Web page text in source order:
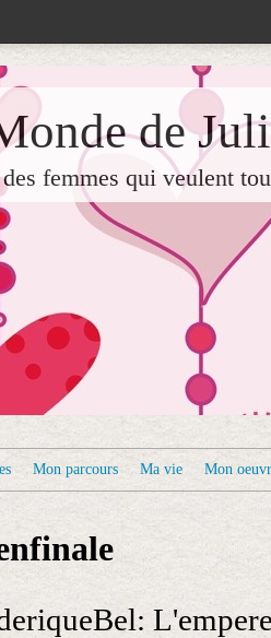
de
femmes qui veulent
Mon parcours Ma vie Mon